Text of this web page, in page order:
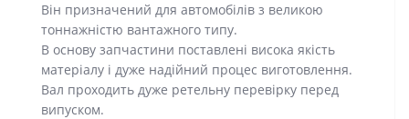
Він призначений для автомобілів з великою
тоннажністю вантажного типу.
В основу запчастини поставлені висока якість
матеріалу і дуже надійний процес виготовлення.
Вал проходить дуже ретельну перевірку перед
випуском.